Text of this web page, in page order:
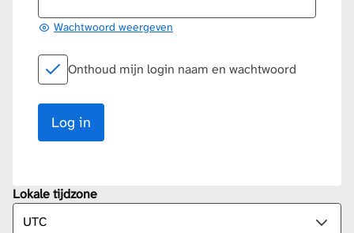
Wachtwoord weergeven
Onthoud mijn login naam en wachtwoord
Lokale tijdzone